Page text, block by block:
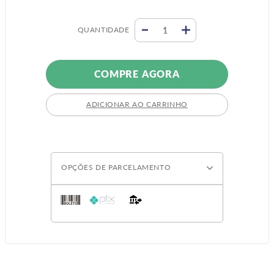
QUANTIDADE
COMPRE AGORA
ADICIONAR AO CARRINHO
OPÇÕES DE PARCELAMENTO